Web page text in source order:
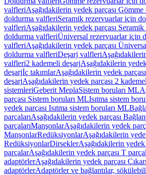
valfleriAşağıdakilerin yedek parçası
doldurma valfleriSeramik rezervuarlar için
valfleriAşağıdakilerin yedek parçası
doldurma valfleriÜniversal rezervuarlar için
valfleriAşağıdakilerin yedek parçası
doldurma valfleriDeşarj valfleri
valfleri2 kademeli deşarjAşağıdakilerin
deşarjİç takımlarAşağıdakilerin yedek
deşarjAşağıdakilerin yedek parçası 2
sistemleriGeberit MeplaSistem boruları ML
parçası Sistem boruları MLIsıtma sistem
yedek parçası Isıtma sistem boruları ML
parçalarıAşağıdakilerin yedek parçası
parçalarıManşonlarAşağıdakilerin yedek
ManşonlarRedüksiyonlarAşağıdakilerin
RedüksiyonlarDirseklerAşağıdakilerin
parçalarAşağıdakilerin yedek parçası T
adaptörlerAşağıdakilerin yedek parçası
adaptörlerAdaptörler ve bağlantılar,